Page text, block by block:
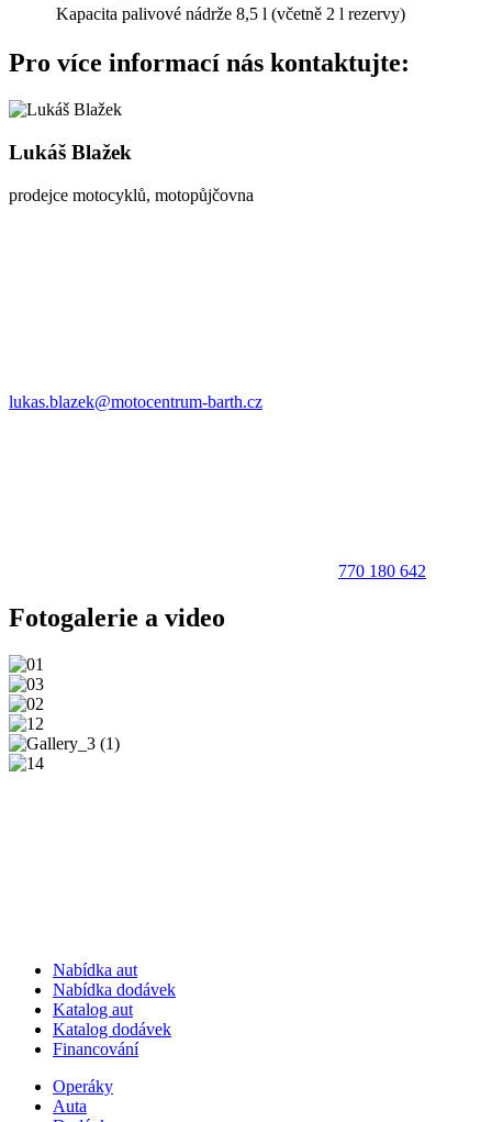
Kapacita palivové nádrže 8,5 l (včetně 2 l rezervy)
Pro více informací nás kontaktujte:
Lukáš Blažek
prodejce motocyklů, motopůjčovna
lukas.blazek@motocentrum-barth.cz
770 180 642
Fotogalerie a video
Nabídka aut
Nabídka dodávek
Katalog aut
Katalog dodávek
Financování
Operáky
Auta